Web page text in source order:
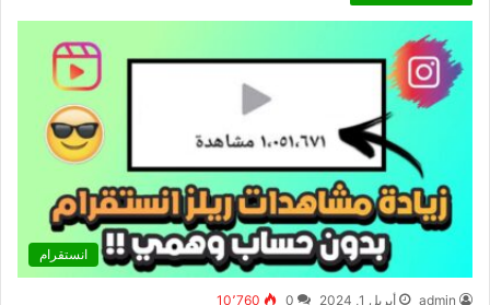
انستقرام
admin أبريل 1, 2024 0 10٬760